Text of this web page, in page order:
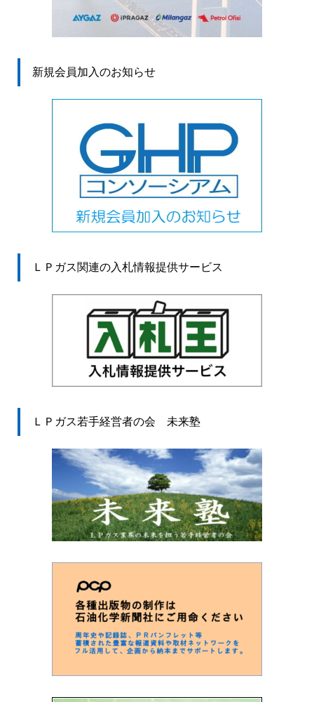
新規会員加入のお知らせ
ＬＰガス関連の入札情報提供サービス
ＬＰガス若手経営者の会 未来塾